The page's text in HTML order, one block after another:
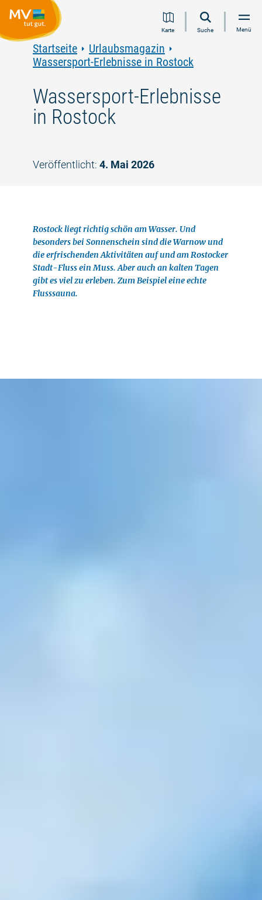
Inhalt
springen
Navigation
springen
Volltextsuche
springen
Footer
springen
Karte Suche Menü
Startseite
Urlaubsmagazin
Wassersport-Erlebnisse in Rostock
Wassersport-Erlebnisse
in Rostock
Veröffentlicht: 4. Mai 2026
Rostock liegt richtig schön am Wasser. Und
besonders bei Sonnenschein sind die Warnow und
die erfrischenden Aktivitäten auf und am Rostocker
Stadt-Fluss ein Muss. Aber auch an kalten Tagen
gibt es viel zu erleben. Zum Beispiel eine echte
Flusssauna.